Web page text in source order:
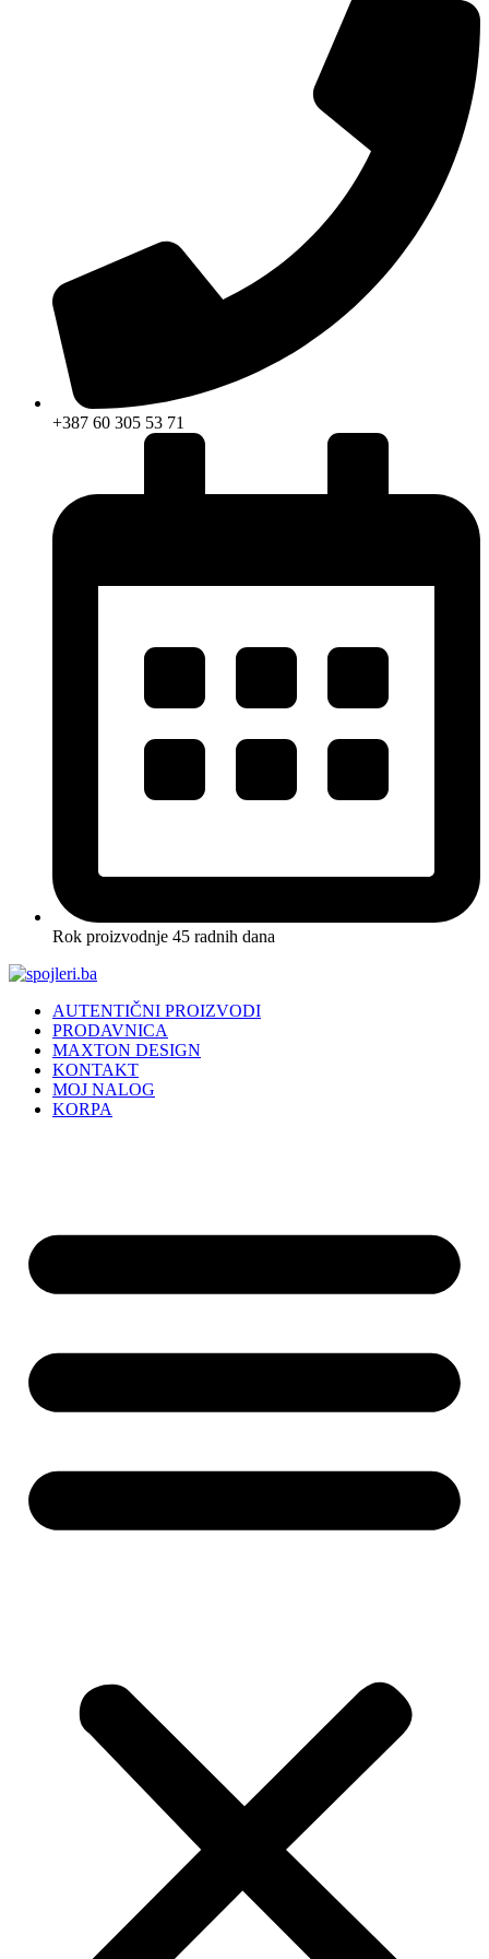
+387 60 305 53 71
Rok proizvodnje 45 radnih dana
AUTENTIČNI PROIZVODI
PRODAVNICA
MAXTON DESIGN
KONTAKT
MOJ NALOG
KORPA